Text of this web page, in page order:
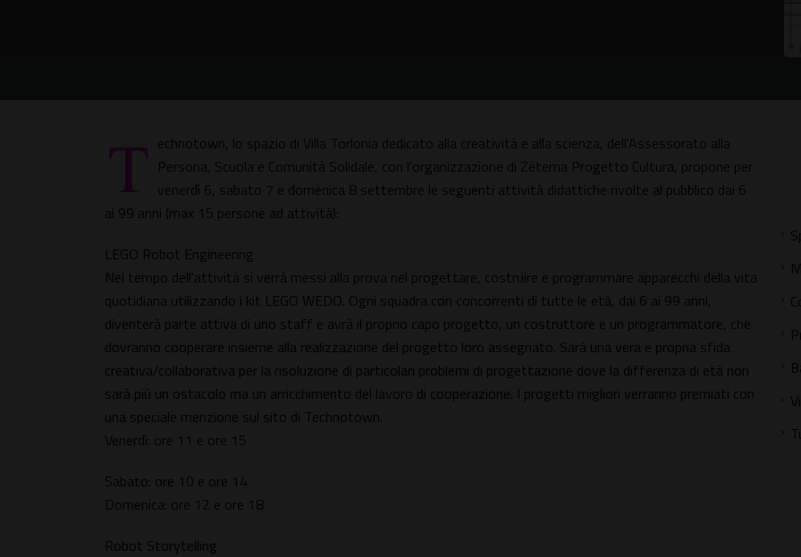
T echnotown, lo spazio di Villa Torlonia dedicato alla creatività e alla scienza, dell'Assessorato alla
Persona, Scuola e Comunità Solidale, con l'organizzazione di Zètema Progetto Cultura, propone per
venerdì 6, sabato 7 e domenica 8 settembre le seguenti attività didattiche rivolte al pubblico dai 6
ai 99 anni (max 15 persone ad attività):
LEGO Robot Engineering
Nel tempo dell'attività si verrà messi alla prova nel progettare, costruire e programmare apparecchi della vita
quotidiana utilizzando i kit LEGO WEDO. Ogni squadra con concorrenti di tutte le età, dai 6 ai 99 anni,
diventerà parte attiva di uno staff e avrà il proprio capo progetto, un costruttore e un programmatore, che
dovranno cooperare insieme alla realizzazione del progetto loro assegnato. Sarà una vera e propria sfida
creativa/collaborativa per la risoluzione di particolari problemi di progettazione dove la differenza di età non
sarà più un ostacolo ma un arricchimento del lavoro di cooperazione. I progetti migliori verranno premiati con
una speciale menzione sul sito di Technotown.
Venerdì: ore 11 e ore 15
Sabato: ore 10 e ore 14
Domenica: ore 12 e ore 18
Robot Storytelling